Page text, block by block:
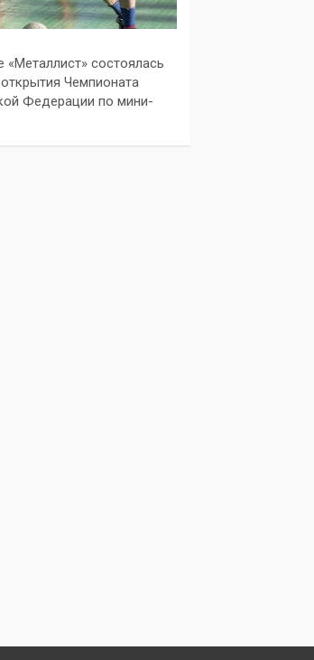
состоялась
Чемпионата
Федерации по мини-